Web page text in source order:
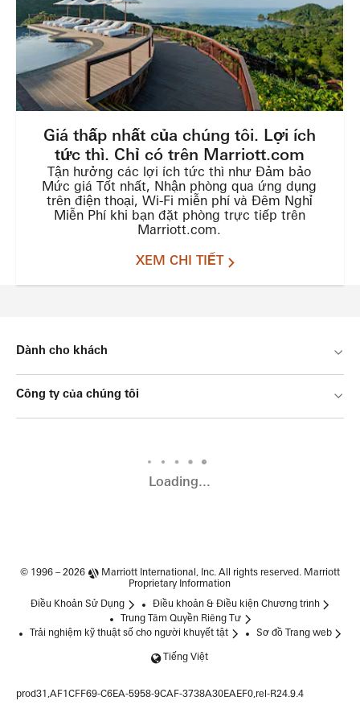
Giá thấp nhất của chúng tôi. Lợi ích
tức thì. Chỉ có trên Marriott.com
Tận hưởng các lợi ích tức thì như Đảm bảo
Mức giá Tốt nhất, Nhận phòng qua ứng dụng
trên điện thoại, Wi-Fi miễn phí và Đêm Nghỉ
Miễn Phí khi bạn đặt phòng trực tiếp trên
Marriott.com.
XEM CHI TIẾT
Dành cho khách
Công ty của chúng tôi
Loading...
© 1996 – 2026 Marriott International, Inc. All rights reserved. Marriott
Proprietary Information
Điều Khoản Sử Dụng
Điều khoản & Điều kiện Chương trình
Trung Tâm Quyền Riêng Tư
Trải nghiệm kỹ thuật số cho người khuyết tật
Sơ đồ Trang web
Tiếng Việt
prod31,AF1CFF69-C6EA-5958-9CAF-3738A30EAEF0,rel-R24.9.4